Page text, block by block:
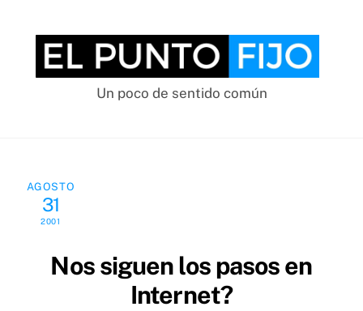
content
Un poco de sentido común
AGOSTO
31
2001
Nos siguen los pasos en
Internet?